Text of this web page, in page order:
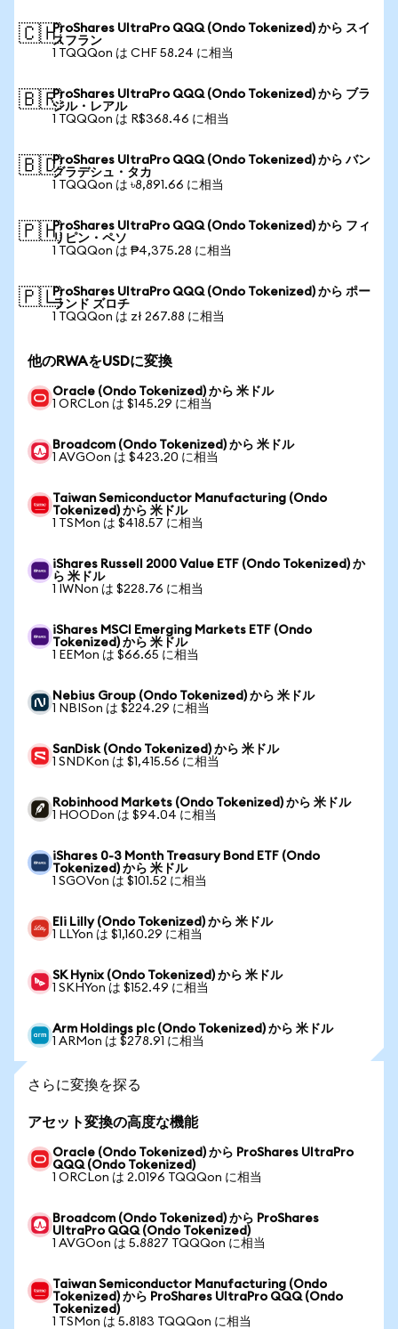
🇨🇭ProShares UltraPro QQQ (Ondo Tokenized) から スイ
スフラン
1 TQQQon は CHF 58.24 に相当
🇧🇷ProShares UltraPro QQQ (Ondo Tokenized) から ブラ
ジル・レアル
1 TQQQon は R$368.46 に相当
🇧🇩ProShares UltraPro QQQ (Ondo Tokenized) から バン
グラデシュ・タカ
1 TQQQon は ৳8,891.66 に相当
🇵🇭ProShares UltraPro QQQ (Ondo Tokenized) から フィ
リピン・ペソ
1 TQQQon は ₱4,375.28 に相当
🇵🇱ProShares UltraPro QQQ (Ondo Tokenized) から ポー
ランド ズロチ
1 TQQQon は zł 267.88 に相当
他のRWAをUSDに変換
Oracle (Ondo Tokenized) から 米ドル
1 ORCLon は $145.29 に相当
Broadcom (Ondo Tokenized) から 米ドル
1 AVGOon は $423.20 に相当
Taiwan Semiconductor Manufacturing (Ondo
Tokenized) から 米ドル
1 TSMon は $418.57 に相当
iShares Russell 2000 Value ETF (Ondo Tokenized) か
ら 米ドル
1 IWNon は $228.76 に相当
iShares MSCI Emerging Markets ETF (Ondo
Tokenized) から 米ドル
1 EEMon は $66.65 に相当
Nebius Group (Ondo Tokenized) から 米ドル
1 NBISon は $224.29 に相当
SanDisk (Ondo Tokenized) から 米ドル
1 SNDKon は $1,415.56 に相当
Robinhood Markets (Ondo Tokenized) から 米ドル
1 HOODon は $94.04 に相当
iShares 0-3 Month Treasury Bond ETF (Ondo
Tokenized) から 米ドル
1 SGOVon は $101.52 に相当
Eli Lilly (Ondo Tokenized) から 米ドル
1 LLYon は $1,160.29 に相当
SK Hynix (Ondo Tokenized) から 米ドル
1 SKHYon は $152.49 に相当
Arm Holdings plc (Ondo Tokenized) から 米ドル
1 ARMon は $278.91 に相当
さらに変換を探る
アセット変換の高度な機能
Oracle (Ondo Tokenized) から ProShares UltraPro
QQQ (Ondo Tokenized)
1 ORCLon は 2.0196 TQQQon に相当
Broadcom (Ondo Tokenized) から ProShares
UltraPro QQQ (Ondo Tokenized)
1 AVGOon は 5.8827 TQQQon に相当
Taiwan Semiconductor Manufacturing (Ondo
Tokenized) から ProShares UltraPro QQQ (Ondo
Tokenized)
1 TSMon は 5.8183 TQQQon に相当